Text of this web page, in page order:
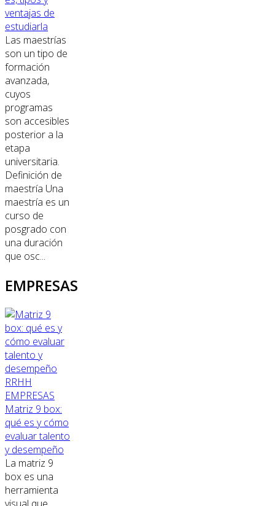
ventajas de
estudiarla
Las maestrías
son un tipo de
formación
avanzada,
cuyos
programas
son accesibles
posterior a la
etapa
universitaria.
Definición de
maestría Una
maestría es un
curso de
posgrado con
una duración
que osc...
EMPRESAS
RRHH
EMPRESAS
Matriz 9 box:
qué es y cómo
evaluar talento
y desempeño
La matriz 9
box es una
herramienta
visual que